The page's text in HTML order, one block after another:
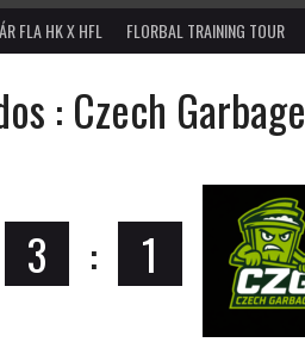
FLA HK X HFL FLORBAL TRAINING TOUR
: Czech Garbage
3 : 1